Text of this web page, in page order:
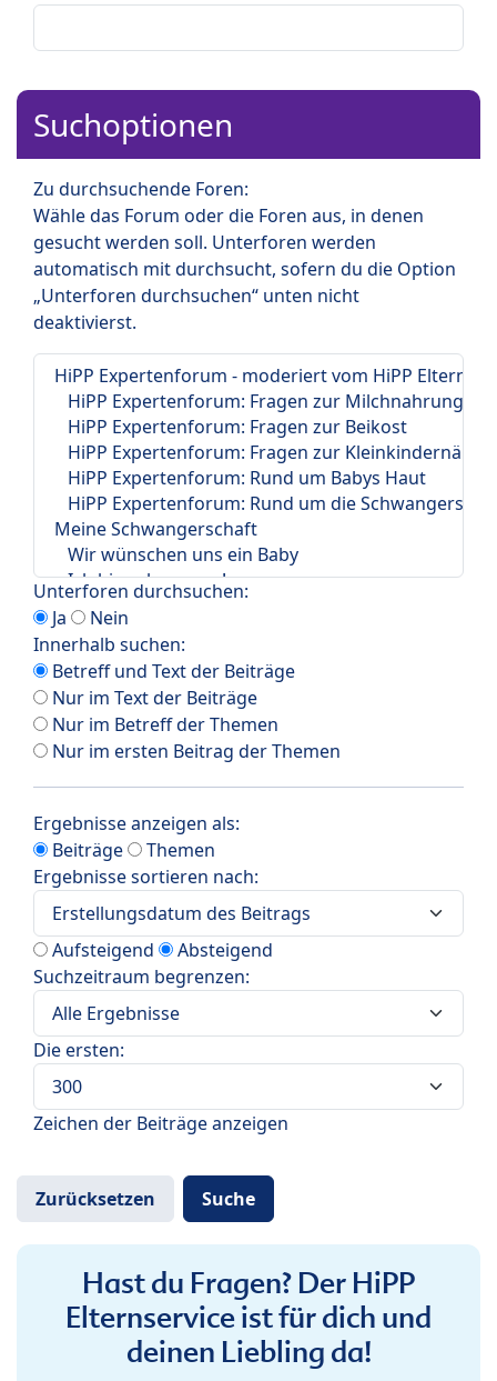
Suchoptionen
Zu durchsuchende Foren:
Wähle das Forum oder die Foren aus, in denen
gesucht werden soll. Unterforen werden
automatisch mit durchsucht, sofern du die Option
„Unterforen durchsuchen“ unten nicht
deaktivierst.
Unterforen durchsuchen:
Ja
Nein
Innerhalb suchen:
Betreff und Text der Beiträge
Nur im Text der Beiträge
Nur im Betreff der Themen
Nur im ersten Beitrag der Themen
Ergebnisse anzeigen als:
Beiträge
Themen
Ergebnisse sortieren nach:
Aufsteigend
Absteigend
Suchzeitraum begrenzen:
Die ersten:
Zeichen der Beiträge anzeigen
Hast du Fragen? Der HiPP
Elternservice ist für dich und
deinen Liebling da!